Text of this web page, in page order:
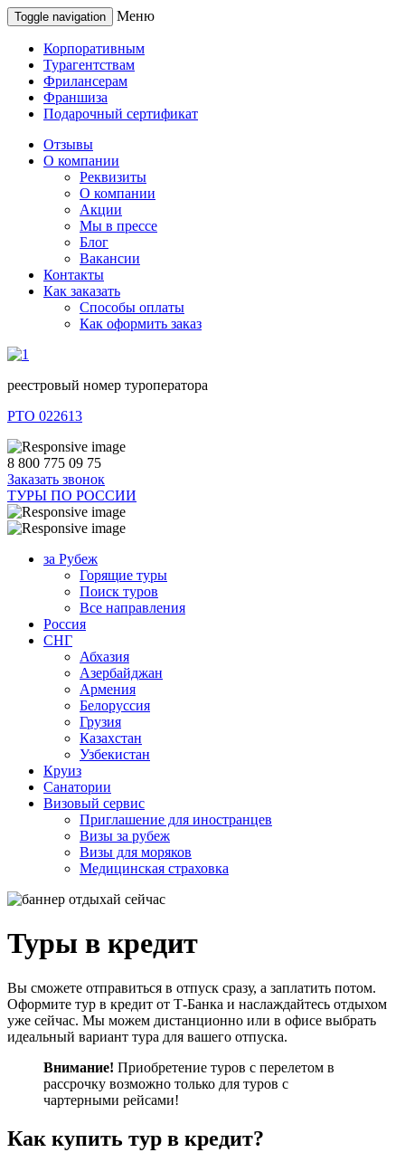
Toggle navigation Меню
Корпоративным
Турагентствам
Фрилансерам
Франшиза
Подарочный сертификат
Отзывы
О компании
Реквизиты
О компании
Акции
Мы в прессе
Блог
Вакансии
Контакты
Как заказать
Способы оплаты
Как оформить заказ
реестровый номер туроператора
РТО 022613
8 800 775 09 75
Заказать звонок
ТУРЫ ПО РОССИИ
за Рубеж
Горящие туры
Поиск туров
Все направления
Россия
СНГ
Абхазия
Азербайджан
Армения
Белоруссия
Грузия
Казахстан
Узбекистан
Круиз
Санатории
Визовый сервис
Приглашение для иностранцев
Визы за рубеж
Визы для моряков
Медицинская страховка
Туры в кредит
Вы сможете отправиться в отпуск сразу, а заплатить потом.
Оформите тур в кредит от Т-Банка и наслаждайтесь отдыхом
уже сейчас. Мы можем дистанционно или в офисе выбрать
идеальный вариант тура для вашего отпуска.
Внимание! Приобретение туров с перелетом в
рассрочку возможно только для туров с
чартерными рейсами!
Как купить тур в кредит?